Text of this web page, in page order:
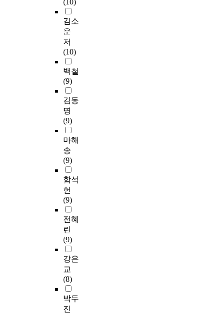
(10)
김소
운
저
(10)
백철
(9)
김동
명
(9)
마해
송
(9)
함석
헌
(9)
전혜
린
(9)
강은
교
(8)
박두
진